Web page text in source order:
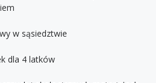
w sąsiedztwie
dla 4 latków